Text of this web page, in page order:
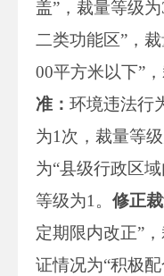
盖”，裁量等级
二类功能区”，
00平方米以下”，
准： 环境违法行
为1次，裁量等
为“县级行政区
等级为1。 修正
定期限内改正”
证情况为“积极